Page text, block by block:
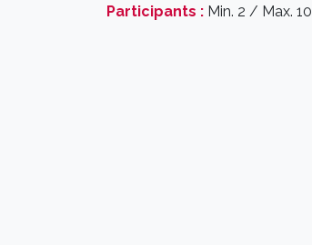
Participants : Min. 2 / Max. 10